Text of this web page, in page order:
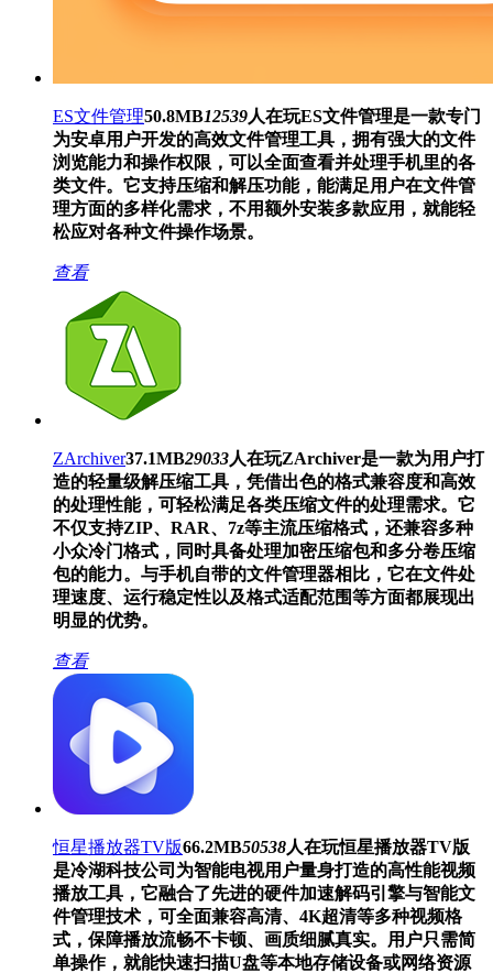
ES文件管理50.8MB12539人在玩ES文件管理是一款专门
为安卓用户开发的高效文件管理工具，拥有强大的文件
浏览能力和操作权限，可以全面查看并处理手机里的各
类文件。它支持压缩和解压功能，能满足用户在文件管
理方面的多样化需求，不用额外安装多款应用，就能轻
松应对各种文件操作场景。
查看
ZArchiver37.1MB29033人在玩ZArchiver是一款为用户打
造的轻量级解压缩工具，凭借出色的格式兼容度和高效
的处理性能，可轻松满足各类压缩文件的处理需求。它
不仅支持ZIP、RAR、7z等主流压缩格式，还兼容多种
小众冷门格式，同时具备处理加密压缩包和多分卷压缩
包的能力。与手机自带的文件管理器相比，它在文件处
理速度、运行稳定性以及格式适配范围等方面都展现出
明显的优势。
查看
恒星播放器TV版66.2MB50538人在玩恒星播放器TV版
是冷湖科技公司为智能电视用户量身打造的高性能视频
播放工具，它融合了先进的硬件加速解码引擎与智能文
件管理技术，可全面兼容高清、4K超清等多种视频格
式，保障播放流畅不卡顿、画质细腻真实。用户只需简
单操作，就能快速扫描U盘等本地存储设备或网络资源